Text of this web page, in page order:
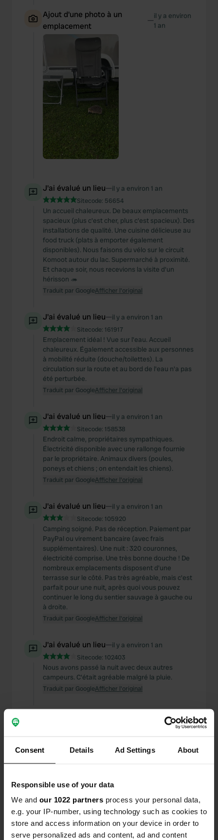
Consent Details Ad Settings About
Responsible use of your data
We and our 1022 partners process your personal data,
e.g. your IP-number, using technology such as cookies to
store and access information on your device in order to
serve personalized ads and content, ad and content
Ajout d'une photo à un
emplacement
—il y a environ
1 an
J'ai évalué un lieu—il y a environ 1 an
Sitecode: 56654
Un accueil chaleureux. De beaux emplacements
spacieux (plus c'est cher, plus c'est spacieux). Des
installations de qualité. Une cuisine délicieuse au
food truck (plats à emporter également
disponibles). Nous faisons du vélo sur le circuit
Komoot autour du lac. Supermarché à proximité.
Et chaque soir, nous recevions la visite d'un
hérisson 🦔
Traduit par GoogleAfficher l'original
J'ai évalué un lieu—il y a environ 1 an
Sitecode: 161917
Emplacement idéal ! Vue sur l'eau. Accueil
chaleureux. Également accessible aux personnes
à mobilité réduite (douche/toilettes). La
circulation sur la route et au bord de l'eau n'a pas
été perturbée.
Traduit par GoogleAfficher l'original
J'ai évalué un lieu—il y a environ 1 an
Sitecode: 158538
Endroit calme, propriétaires sympathiques.
Électricité disponible avec une rallonge fournie
par le propriétaire. Animaux divers (poules,
poneys et chiens ; on entendait les chiens).
Traduit par GoogleAfficher l'original
J'ai évalué un lieu—il y a environ 1 an
Sitecode: 105920
Camping soigné. Pas de réception. Paiement par
PayPal ou virement bancaire (avec frais
supplémentaires). Une nuit : 320 couronnes,
électricité comprise. Une très bonne douche ! De
nombreux emplacements disposent d'une
terrasse sur le côté. Pas très agréable, mais c'est
parfait pour une nuit, après quoi vous pouvez
continuer le long du sentier sauvage à gauche ou
à droite.
Traduit par GoogleAfficher l'original
J'ai évalué un lieu—il y a environ 1 an
Sitecode: 102403
Nous avons passé la nuit avec deux autres
campeurs. C'était agréable malgré la pluie.
Traduit par GoogleAfficher l'original
il y a environ
1 an